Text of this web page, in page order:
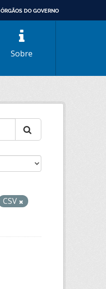
ÓRGÃOS DO GOVERNO
Sobre
CSV